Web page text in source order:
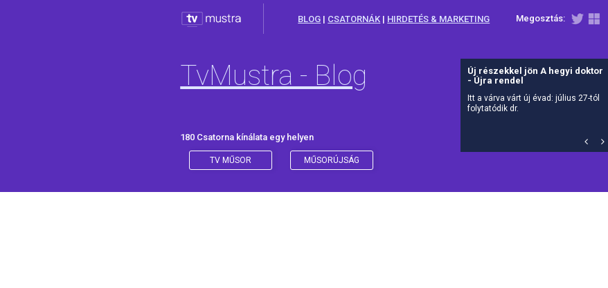
Megosztás:
BLOG | CSATORNÁK | HIRDETÉS & MARKETING
TvMustra - Blog
180 Csatorna kínálata egy helyen
TV MŰSOR MŰSORÚJSÁG
Új részekkel jön A hegyi doktor
- Újra rendel
Itt a várva várt új évad: július 27-tól
folytatódik dr.